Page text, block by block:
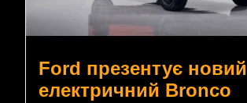
Ford презентує новий
електричний Bronco